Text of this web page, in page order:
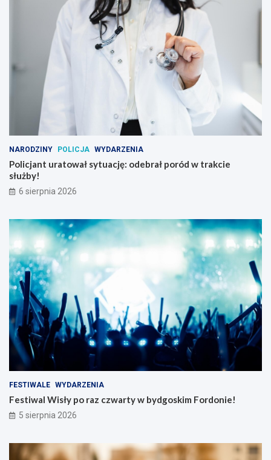
NARODZINY POLICJA WYDARZENIA
Policjant uratował sytuację: odebrał poród w trakcie
służby!
6 sierpnia 2026
FESTIWALE WYDARZENIA
Festiwal Wisły po raz czwarty w bydgoskim Fordonie!
5 sierpnia 2026